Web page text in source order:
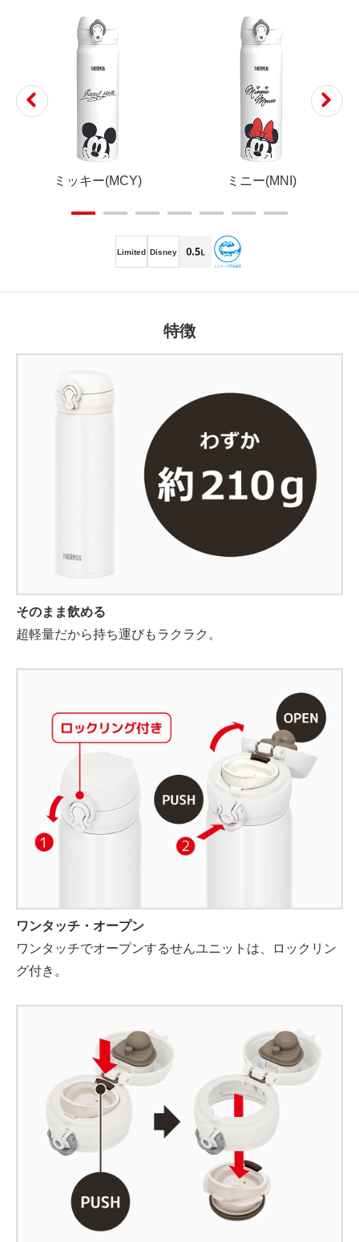
ミッキー(MCY) ミニー(MNI)
Limited Disney
特徴
そのまま飲める
超軽量だから持ち運びもラクラク。
ワンタッチ・オープン
ワンタッチでオープンするせんユニットは、ロックリン
グ付き。